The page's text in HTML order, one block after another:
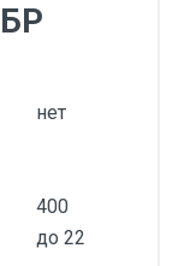
нет
400
до 22